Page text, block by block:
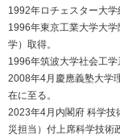
1992年ロチェスター大学
1996年東京工業大学大
学）取得。
1996年筑波大学社会工学
2008年4月慶應義塾大学
在に至る。
2023年4月内閣府 科学技
災担当）付上席科学技術